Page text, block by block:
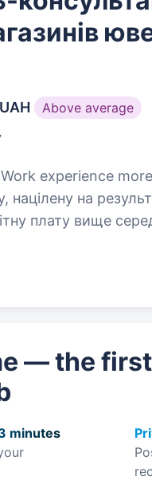
Above average
more than 1
націлену на
плату вище
— the
minutes